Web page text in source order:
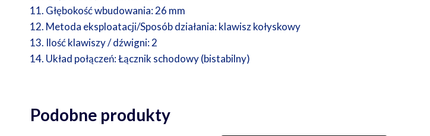
Głębokość wbudowania:26 mm
Metoda eksploatacji/Sposób działania:klawisz kołyskowy
Ilość klawiszy / dźwigni:2
Układ połączeń:Łącznik schodowy (bistabilny)
Podobne produkty